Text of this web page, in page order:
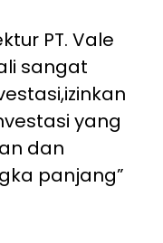
PT. Vale
sangat
yang
dan
panjang”